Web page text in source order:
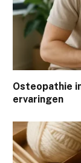
Osteopathie
ervaringen